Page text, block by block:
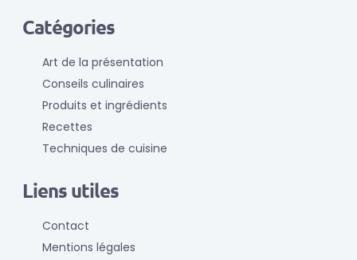
Catégories
Art de la présentation
Conseils culinaires
Produits et ingrédients
Recettes
Techniques de cuisine
Liens utiles
Contact
Mentions légales